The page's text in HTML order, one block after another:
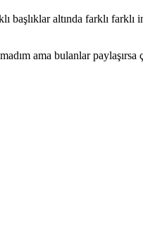
başlıklar altında farklı
ama bulanlar paylaşırsa